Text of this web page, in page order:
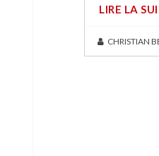
LIRE LA
CHRISTIAN